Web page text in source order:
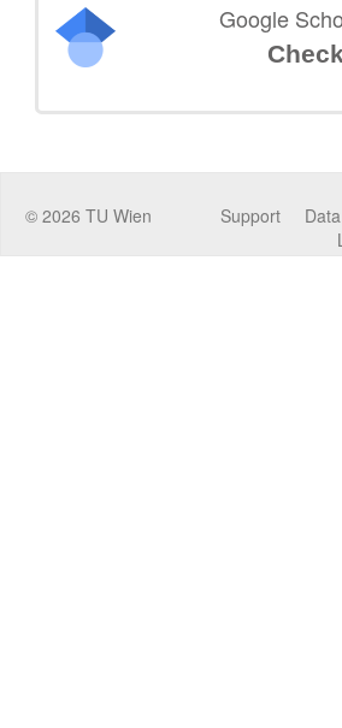
Google
Check
© 2026 TU Wien
Support